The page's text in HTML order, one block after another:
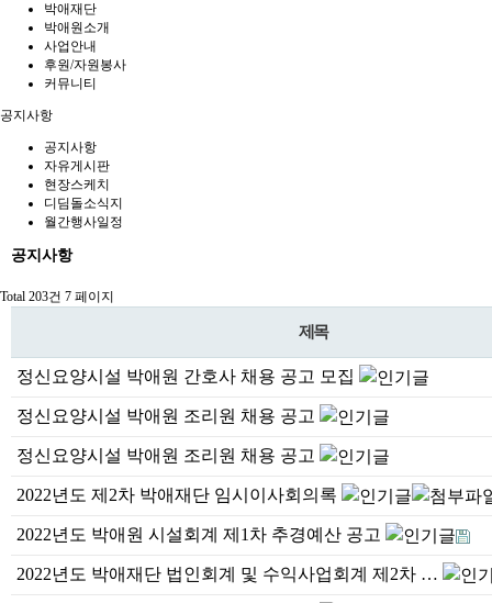
박애재단
박애원소개
사업안내
후원/자원봉사
커뮤니티
공지사항
공지사항
자유게시판
현장스케치
디딤돌소식지
월간행사일정
공지사항
Total 203건 7 페이지
제목
정신요양시설 박애원 간호사 채용 공고 모집
정신요양시설 박애원 조리원 채용 공고
정신요양시설 박애원 조리원 채용 공고
2022년도 제2차 박애재단 임시이사회의록
2022년도 박애원 시설회계 제1차 추경예산 공고
2022년도 박애재단 법인회계 및 수익사업회계 제2차 …